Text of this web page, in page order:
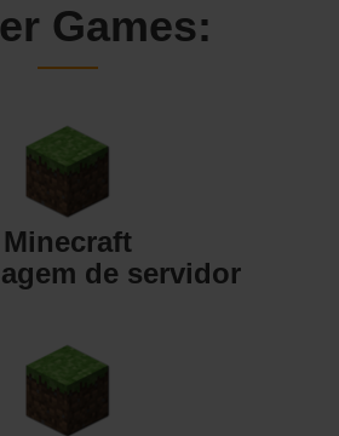
Games:
Minecraft
de servidor